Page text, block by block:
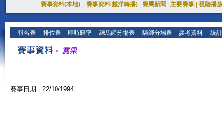
賽事資料(本地) 賽事資料(越洋轉播) 賽馬新聞 主要賽事 視聽播
報名表 排位表 即時賠率 練馬師分場表 騎師分場表 參考資料 統
賽事日期: 22/10/1994